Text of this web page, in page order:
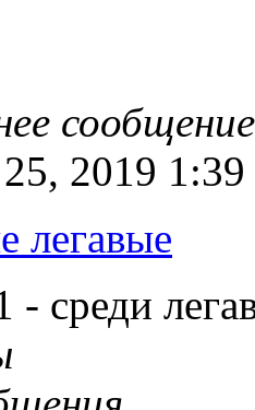
сообщение
2019 1:39
легавые
- среди